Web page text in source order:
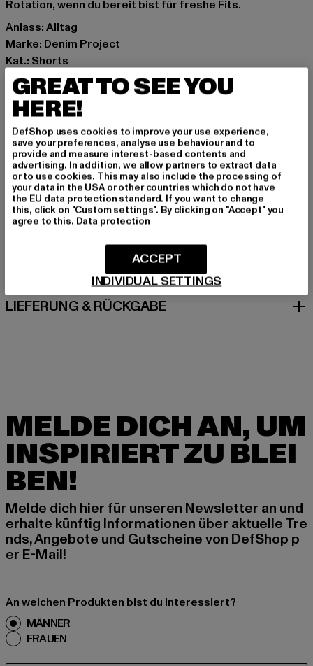
Rotation, wenn du bereit bist für freshe Fits.
Anlass: Alltag
Marke: Denim Project
Kat.: Shorts
Farbe: blau
Hersteller Farbe: darkblue destroy
Materialzusammensetzung: 98% Baumwolle, 2%
Elasthan
Art.Nr: DP2000076-05015
Hersteller: Denim Project Aps |info@denimproject.eu
Jægergaardsgade 156G | 8000 Aarhus C | DK
GRÖSSE & PASSFORM
PFLEGEHINWEISE
LIEFERUNG & RÜCKGABE
MELDE DICH AN, UM
INSPIRIERT ZU BLEI
BEN!
Melde dich hier für unseren Newsletter an und
erhalte künftig Informationen über aktuelle Tre
nds, Angebote und Gutscheine von DefShop p
er E-Mail!
An welchen Produkten bist du interessiert?
MÄNNER
FRAUEN
GREAT TO SEE YOU
HERE!
DefShop uses cookies to improve your use experience,
save your preferences, analyse use behaviour and to
provide and measure interest-based contents and
advertising. In addition, we allow partners to extract data
or to use cookies. This may also include the processing of
your data in the USA or other countries which do not have
the EU data protection standard. If you want to change
this, click on "Custom settings". By clicking on "Accept" you
agree to this. Data protection
INDIVIDUAL SETTINGS
ACCEPT